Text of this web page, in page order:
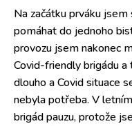
Na začátku prváku
pomáhat do jednoho
provozu jsem nakonec
Covid-friendly brigádu
dlouho a Covid situace
nebyla potřeba. V
brigád pauzu, protože